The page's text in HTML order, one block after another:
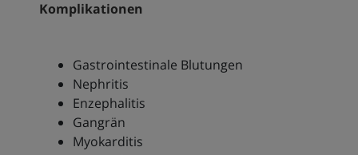
Komplikationen
Gastrointestinale Blutungen
Nephritis
Enzephalitis
Gangrän
Myokarditis